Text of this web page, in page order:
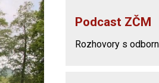
Podcast ZČM
Rozhovory s